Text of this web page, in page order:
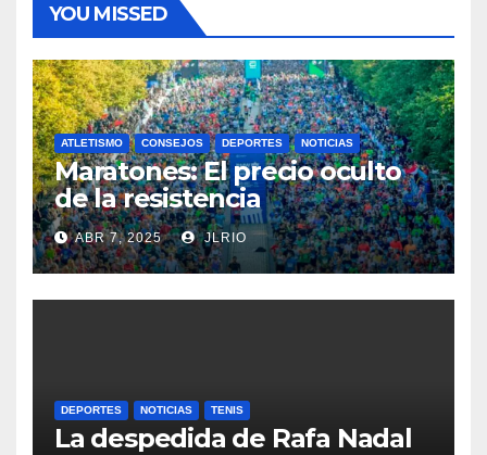
YOU MISSED
ATLETISMO CONSEJOS DEPORTES NOTICIAS
Maratones: El precio oculto
de la resistencia
ABR 7, 2025 JLRIO
DEPORTES NOTICIAS TENIS
La despedida de Rafa Nadal